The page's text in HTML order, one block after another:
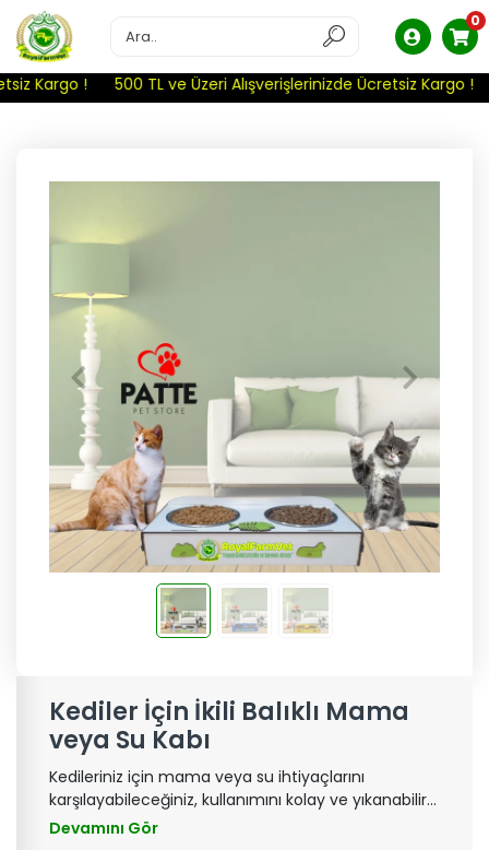
Kargo ! 500 TL ve Üzeri Alışverişlerinizde Ücretsiz Kargo !
0
Kediler İçin İkili Balıklı Mama
veya Su Kabı
Kedileriniz için mama veya su ihtiyaçlarını
karşılayabileceğiniz, kullanımını kolay ve yıkanabilir
özelliği ile patili dostlarınızı keyifle besleyebilirsiniz.
Devamını Gör